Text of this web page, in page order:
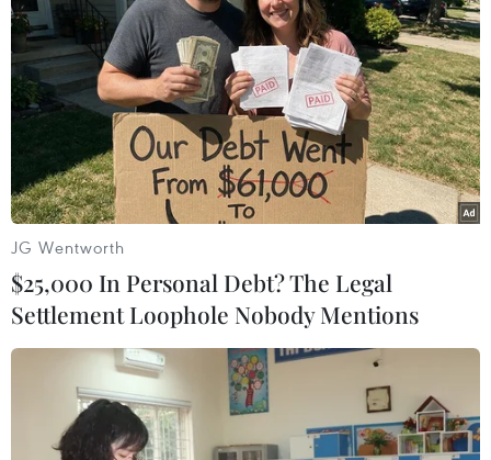
Nội dung bắn tỉa Sniper Frontier ở ngoại ô thành phố Brest của
Belarus. (Ảnh: Bộ Quốc phòng Nga)
(Vietnam+)
JG Wentworth
$25,000 In Personal Debt? The Legal
Settlement Loophole Nobody Mentions